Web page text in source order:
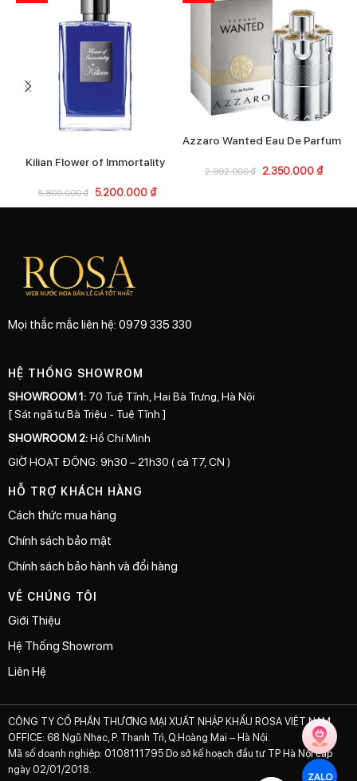
ZALO
Kilian Flower of Immortality
5.800.000₫ 5.200.000 ₫
Azzaro Wanted Eau De Parfum
2.992.000₫ 2.350.000 ₫
Mọi thắc mắc liên hệ: 0979 335 330
HỆ THỐNG SHOWROM
SHOWROOM 1: 70 Tuệ Tĩnh, Hai Bà Trưng, Hà Nội
[ Sát ngã tư Bà Triệu - Tuệ Tĩnh ]
SHOWROOM 2:Hồ Chí Minh
GIỜ HOẠT ĐỘNG: 9h30 – 21h30 ( cả T7, CN )
HỖ TRỢ KHÁCH HÀNG
Cách thức mua hàng
Chính sách bảo mật
Chính sách bảo hành và đổi hàng
VỀ CHÚNG TÔI
Giới Thiệu
Hệ Thống Showrom
Liên Hệ
CÔNG TY CỔ PHẦN THƯƠNG MẠI XUẤT NHẬP KHẨU ROSA VIỆT NAM
OFFICE: 68 Ngũ Nhạc, P. Thanh Trì, Q.Hoàng Mai – Hà Nội.
Mã số doanh nghiệp: 0108111795 Do sở kế hoạch đầu tư TP Hà Nội cấp
ngày 02/01/2018.